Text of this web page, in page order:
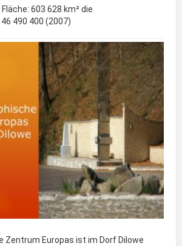
603 628 km² die
490 400 (2007)
Zentrum Europas ist im Dorf Dilowe